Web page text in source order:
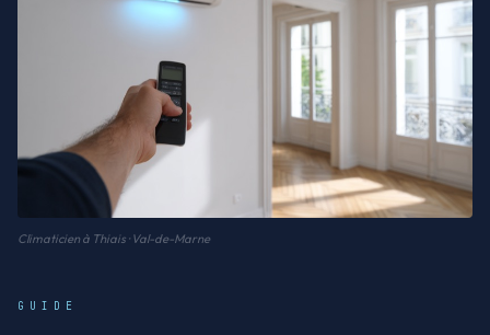
Climaticien à Thiais · Val-de-Marne
GUIDE